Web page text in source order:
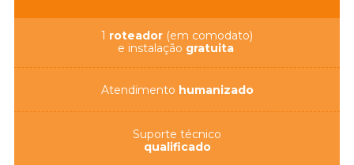
1 roteador (em comodato)
e instalação gratuita
Atendimento humanizado
Suporte técnico
qualificado